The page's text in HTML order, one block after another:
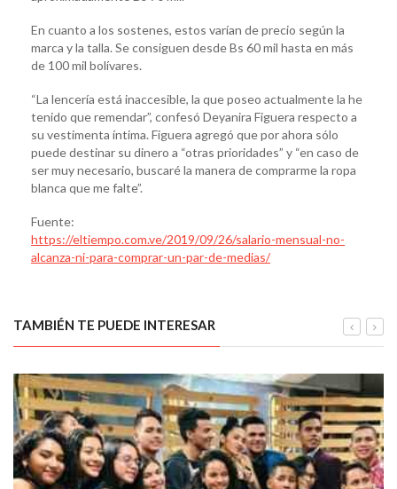
En cuanto a los sostenes, estos varían de precio según la
marca y la talla. Se consiguen desde Bs 60 mil hasta en más
de 100 mil bolívares.
“La lencería está inaccesible, la que poseo actualmente la he
tenido que remendar”, confesó Deyanira Figuera respecto a
su vestimenta íntima. Figuera agregó que por ahora sólo
puede destinar su dinero a “otras prioridades” y “en caso de
ser muy necesario, buscaré la manera de comprarme la ropa
blanca que me falte”.
Fuente:
https://eltiempo.com.ve/2019/09/26/salario-mensual-no-
alcanza-ni-para-comprar-un-par-de-medias/
TAMBIÉN TE PUEDE INTERESAR